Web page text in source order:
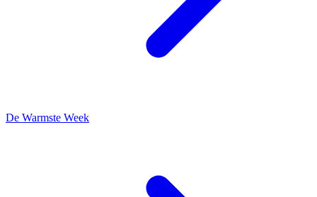
De Warmste Week